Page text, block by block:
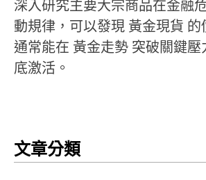
深入研究主要大宗商品在金融
動規律，可以發現 黃金現貨 的
通常能在 黃金走勢 突破關鍵壓
底激活。
文章分類